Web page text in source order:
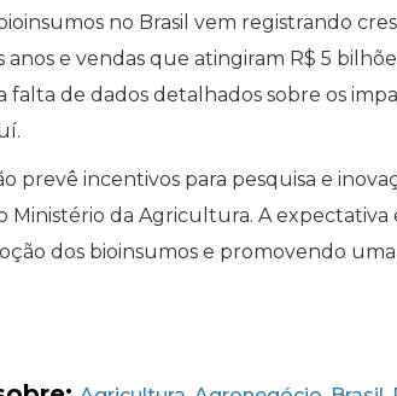
no Brasil vem registrando
e vendas que atingiram R$ 5
falta de dados detalhados sobre os
prevê incentivos para pesquisa e
Ministério da Agricultura. A
dos bioinsumos e promovendo